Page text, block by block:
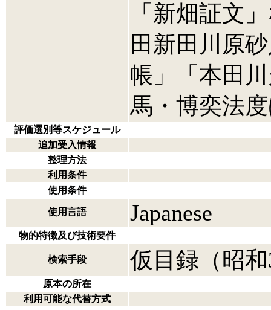
「新畑証文
田新田川原
帳」「本田
馬・博奕法
評価選別等スケジュール
追加受入情報
整理方法
利用条件
使用条件
使用言語 Japanese
物的特徴及び技術要件
検索手段 仮目録（昭
原本の所在
利用可能な代替方式